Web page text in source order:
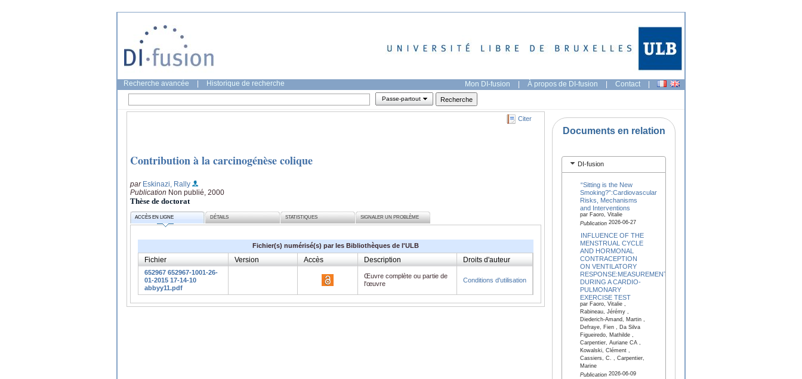
Recherche avancée Historique de recherche Mon DI-fusion | À propos de DI-fusion | Contact |
Passe-partout
Citer
Contribution à la carcinogénèse colique
par Eskinazi, Rally
Publication Non publié, 2000
Thèse de doctorat
ACCÈS EN LIGNE DÉTAILS STATISTIQUES SIGNALER UN PROBLÈME
Fichier(s) numérisé(s) par les Bibliothèques de l'ULB
Fichier Version Accès Description Droits d'auteur
652967 652967-1001-26-
01-2015 17-14-10
abbyy11.pdf
Œuvre complète ou partie de
l'œuvre
Conditions d'utilisation
Documents en relation
DI-fusion
“Sitting is the New
Smoking?”:Cardiovascular
Risks, Mechanisms
and Interventions
par Faoro, Vitalie
Publication2026-06-27
INFLUENCE OF THE
MENSTRUAL CYCLE
AND HORMONAL
CONTRACEPTION
ON VENTILATORY
RESPONSE:MEASUREMENTS
DURING A CARDIO-
PULMONARY
EXERCISE TEST
par Faoro, Vitalie ,
Rabineau, Jérémy ,
Diederich-Amand, Martin ,
Defraye, Fien , Da Silva
Figueiredo, Mathilde ,
Carpentier, Auriane CA ,
Kowalski, Clément ,
Cassiers, C. , Carpentier,
Marine
Publication2026-06-09